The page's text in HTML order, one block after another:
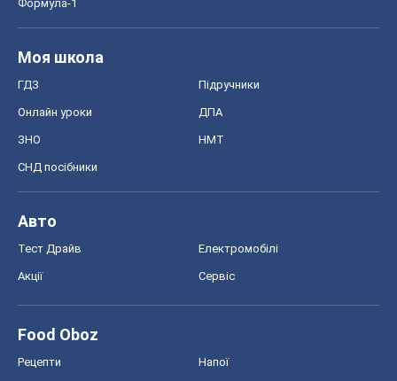
Формула-1
Моя школа
ГДЗ Підручники
Онлайн уроки ДПА
ЗНО НМТ
СНД посібники
Авто
Тест Драйв Електромобілі
Акції Сервіс
Food Oboz
Рецепти Напої